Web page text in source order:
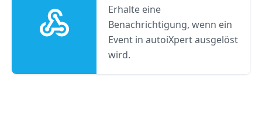
Erhalte eine
Benachrichtigung, wenn ein
Event in autoiXpert ausgelöst
wird.